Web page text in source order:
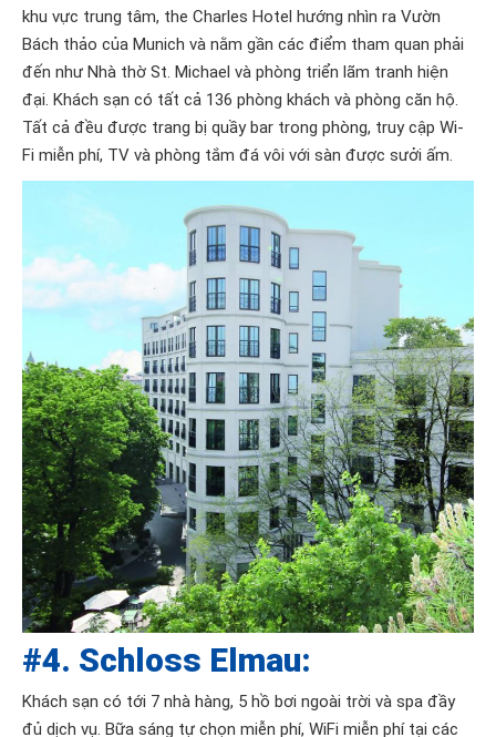
khu vực trung tâm, the Charles Hotel hướng nhìn ra Vườn
Bách thảo của Munich và nằm gần các điểm tham quan phải
đến như Nhà thờ St. Michael và phòng triển lãm tranh hiện
đại. Khách sạn có tất cả 136 phòng khách và phòng căn hộ.
Tất cả đều được trang bị quầy bar trong phòng, truy cập Wi-
Fi miễn phí, TV và phòng tắm đá vôi với sàn được sưởi ấm.
#4. Schloss Elmau:
Khách sạn có tới 7 nhà hàng, 5 hồ bơi ngoài trời và spa đầy
đủ dịch vụ. Bữa sáng tự chọn miễn phí, WiFi miễn phí tại các